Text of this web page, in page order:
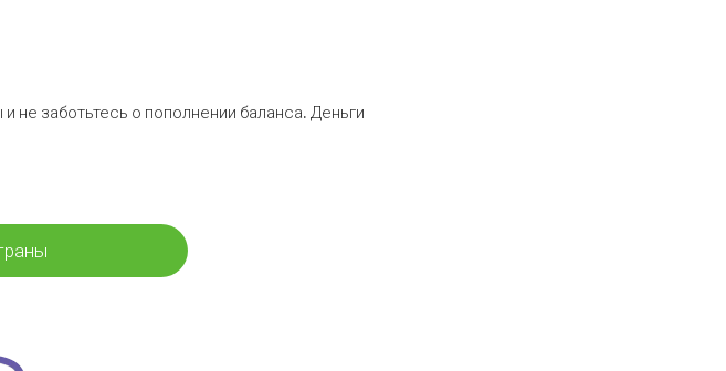
заботьтесь о пополнении баланса. Деньги